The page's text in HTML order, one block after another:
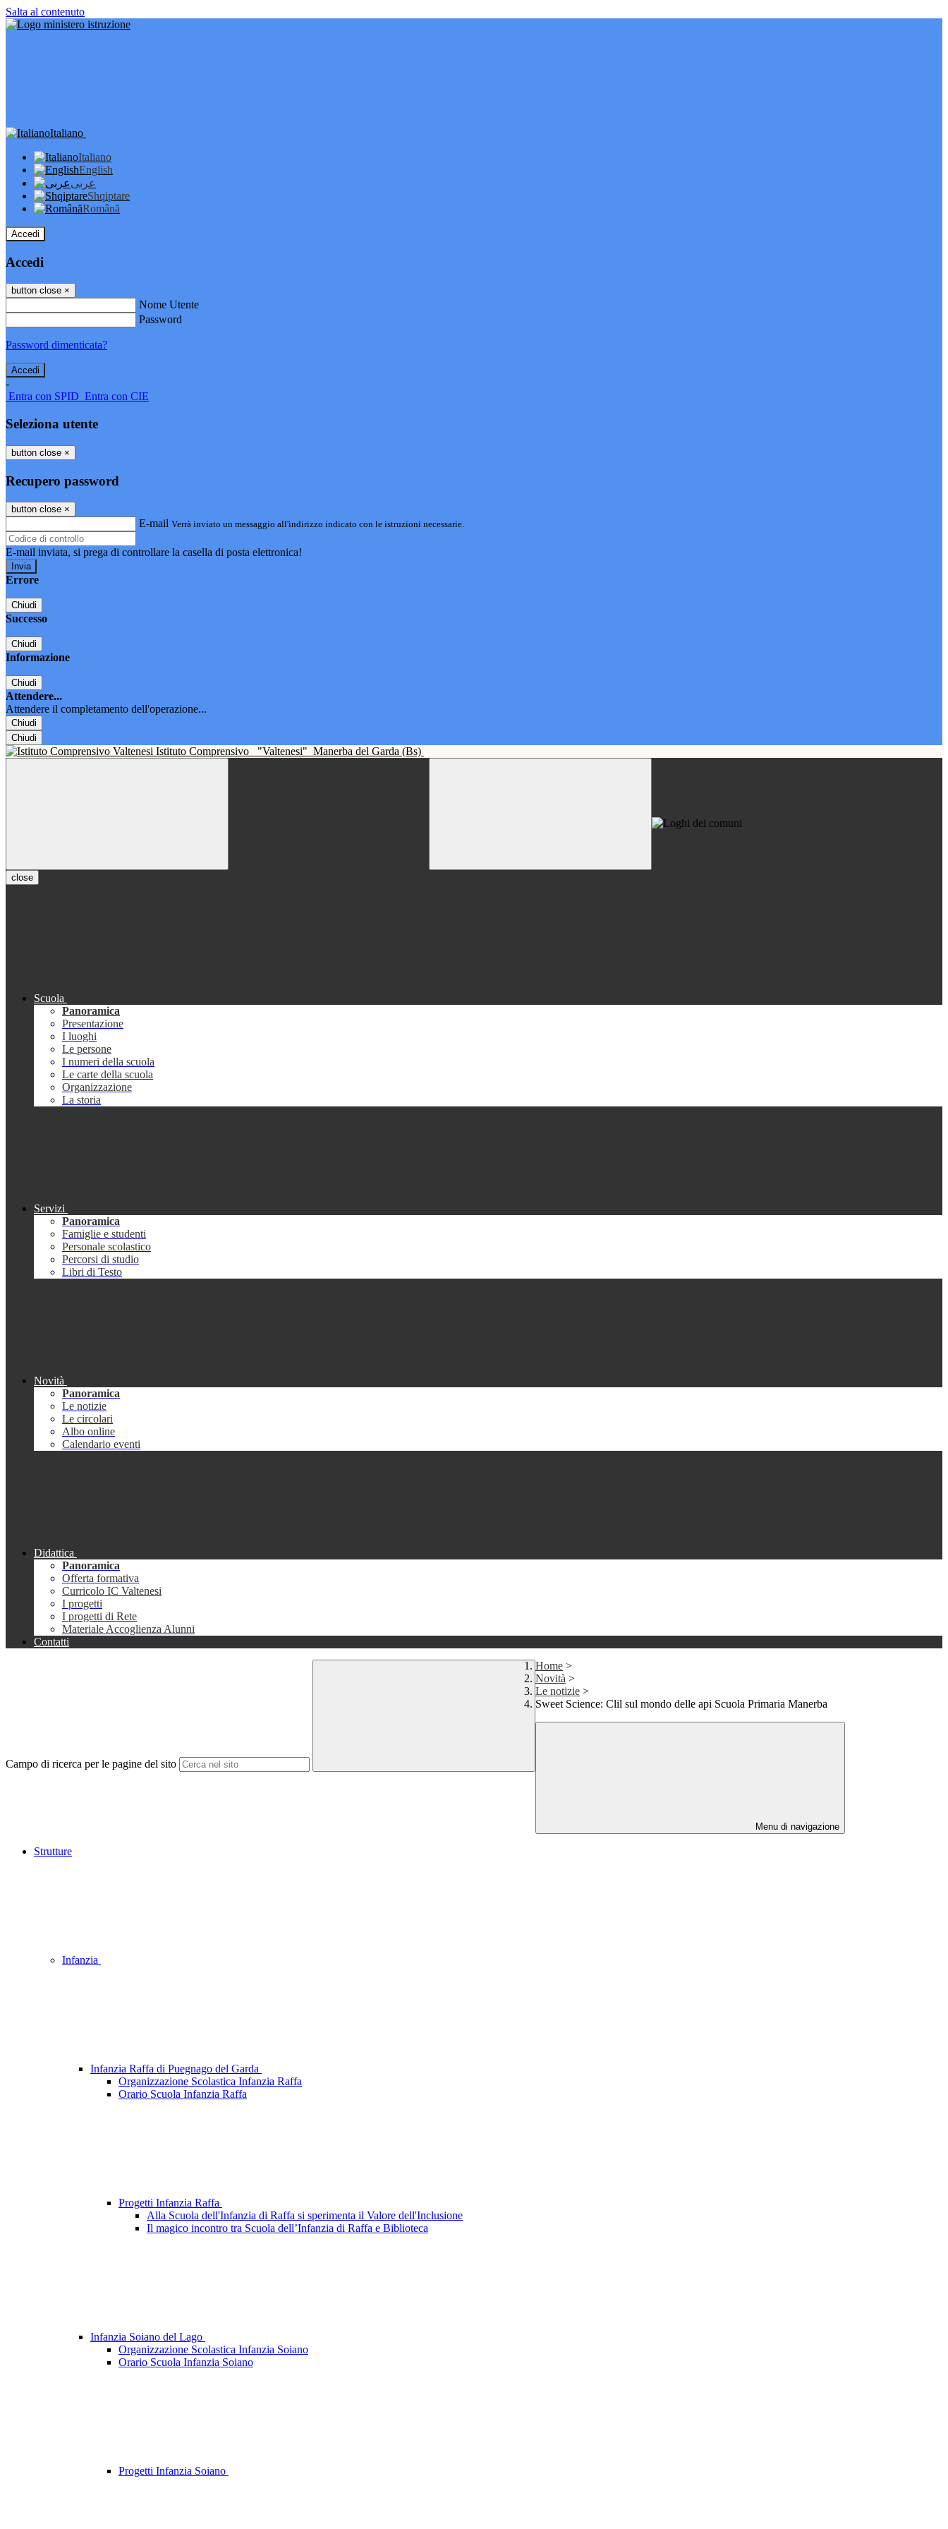
Salta al contenuto
Italiano
Italiano
English
عربى
Shqiptare
Română
Accedi
Accedi
button close ×
Nome Utente
Password
Password dimenticata?
-
Entra con SPID Entra con CIE
Seleziona utente
button close ×
Recupero password
button close ×
E-mail Verrà inviato un messaggio all'indirizzo indicato con le istruzioni necessarie.
E-mail inviata, si prega di controllare la casella di posta elettronica!
Errore
Chiudi
Successo
Chiudi
Informazione
Chiudi
Attendere...
Attendere il completamento dell'operazione...
Chiudi
Chiudi
Istituto Comprensivo "Valtenesi" Manerba del Garda (Bs)
close
Scuola
Panoramica
Presentazione
I luoghi
Le persone
I numeri della scuola
Le carte della scuola
Organizzazione
La storia
Servizi
Panoramica
Famiglie e studenti
Personale scolastico
Percorsi di studio
Libri di Testo
Novità
Panoramica
Le notizie
Le circolari
Albo online
Calendario eventi
Didattica
Panoramica
Offerta formativa
Curricolo IC Valtenesi
I progetti
I progetti di Rete
Materiale Accoglienza Alunni
Contatti
Campo di ricerca per le pagine del sito
Home >
Novità >
Le notizie >
Sweet Science: Clil sul mondo delle api Scuola Primaria Manerba
Menu di navigazione
Strutture
Infanzia
Infanzia Raffa di Puegnago del Garda
Organizzazione Scolastica Infanzia Raffa
Orario Scuola Infanzia Raffa
Progetti Infanzia Raffa
Alla Scuola dell'Infanzia di Raffa si sperimenta il Valore dell'Inclusione
Il magico incontro tra Scuola dell’Infanzia di Raffa e Biblioteca
Infanzia Soiano del Lago
Organizzazione Scolastica Infanzia Soiano
Orario Scuola Infanzia Soiano
Progetti Infanzia Soiano